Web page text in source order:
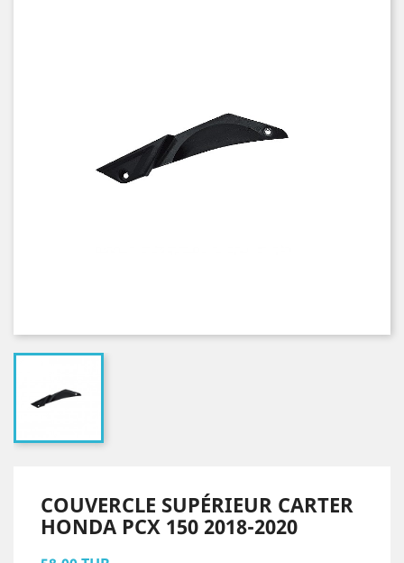
COUVERCLE SUPÉRIEUR CARTER
HONDA PCX 150 2018-2020